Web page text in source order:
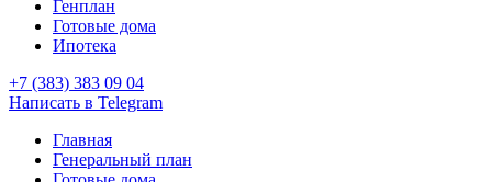
Генплан
Готовые дома
Ипотека
+7 (383) 383 09 04
Написать в Telegram
Главная
Генеральный план